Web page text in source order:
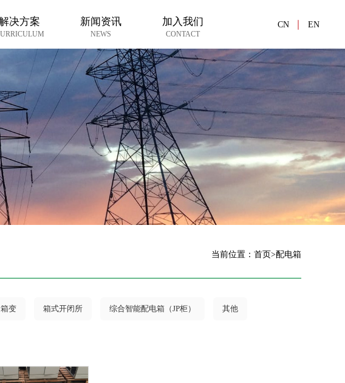
决方案 新闻资讯
NEWS
加入我们
CONTACT
当前位置： 首页>配电箱
箱变 箱式开闭所 综合智能配电箱（JP柜） 其他
CN EN